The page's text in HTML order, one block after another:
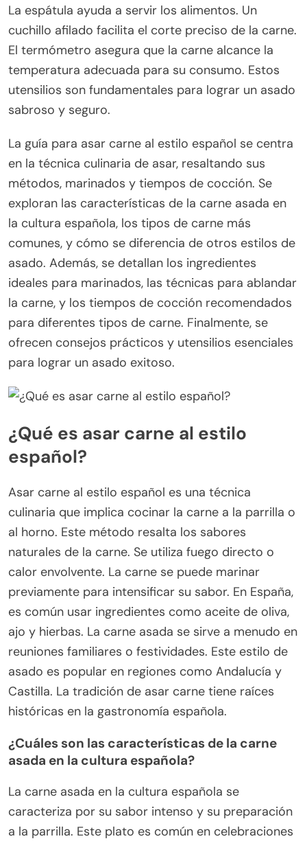
La espátula ayuda a servir los alimentos. Un
cuchillo afilado facilita el corte preciso de la carne.
El termómetro asegura que la carne alcance la
temperatura adecuada para su consumo. Estos
utensilios son fundamentales para lograr un asado
sabroso y seguro.
La guía para asar carne al estilo español se centra
en la técnica culinaria de asar, resaltando sus
métodos, marinados y tiempos de cocción. Se
exploran las características de la carne asada en
la cultura española, los tipos de carne más
comunes, y cómo se diferencia de otros estilos de
asado. Además, se detallan los ingredientes
ideales para marinados, las técnicas para ablandar
la carne, y los tiempos de cocción recomendados
para diferentes tipos de carne. Finalmente, se
ofrecen consejos prácticos y utensilios esenciales
para lograr un asado exitoso.
¿Qué es asar carne al estilo
español?
Asar carne al estilo español es una técnica
culinaria que implica cocinar la carne a la parrilla o
al horno. Este método resalta los sabores
naturales de la carne. Se utiliza fuego directo o
calor envolvente. La carne se puede marinar
previamente para intensificar su sabor. En España,
es común usar ingredientes como aceite de oliva,
ajo y hierbas. La carne asada se sirve a menudo en
reuniones familiares o festividades. Este estilo de
asado es popular en regiones como Andalucía y
Castilla. La tradición de asar carne tiene raíces
históricas en la gastronomía española.
¿Cuáles son las características de la carne
asada en la cultura española?
La carne asada en la cultura española se
caracteriza por su sabor intenso y su preparación
a la parrilla. Este plato es común en celebraciones